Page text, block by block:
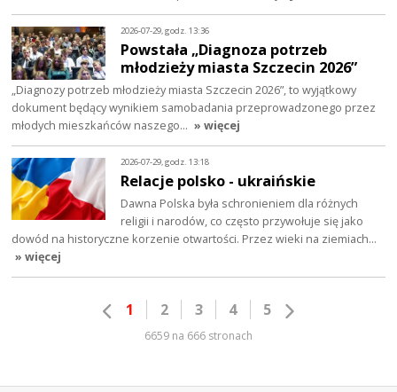
2026-07-29, godz. 13:36
Powstała „Diagnoza potrzeb
młodzieży miasta Szczecin 2026”
„Diagnozy potrzeb młodzieży miasta Szczecin 2026”, to wyjątkowy
dokument będący wynikiem samobadania przeprowadzonego przez
młodych mieszkańców naszego… » więcej
2026-07-29, godz. 13:18
Relacje polsko - ukraińskie
Dawna Polska była schronieniem dla różnych
religii i narodów, co często przywołuje się jako
dowód na historyczne korzenie otwartości. Przez wieki na ziemiach…
» więcej
1 2 3 4 5
6659 na 666 stronach